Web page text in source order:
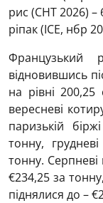
рис (СНТ 2026) –
ріпак (ICE, нбр
Французький
відновившись
на рівні
вересневі
паризькій
тонну,
тонну. Серпневі
€234,25 за
піднялися до –